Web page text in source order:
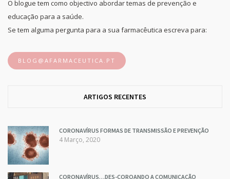
O blogue tem como objectivo abordar temas de prevenção e
educação para a saúde.
Se tem alguma pergunta para a sua farmacêutica escreva para:
BLOG@AFARMACEUTICA.PT
ARTIGOS RECENTES
CORONAVÍRUS FORMAS DE TRANSMISSÃO E PREVENÇÃO
4 Março, 2020
CORONAVÍRUS…DES-COROANDO A COMUNICAÇÃO